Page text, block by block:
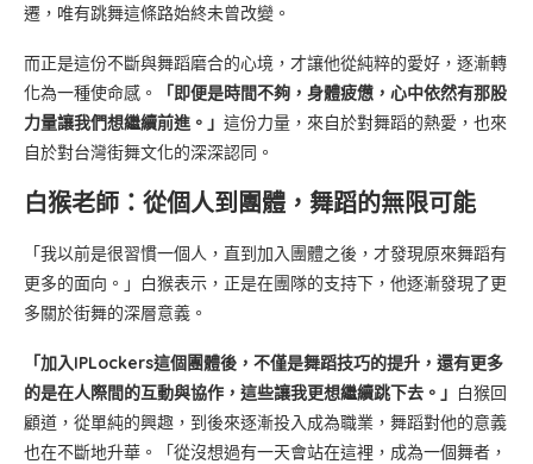
遷，唯有跳舞這條路始終未曾改變。
而正是這份不斷與舞蹈磨合的心境，才讓他從純粹的愛好，逐漸轉
化為一種使命感。
「即便是時間不夠，身體疲憊，心中依然有那股
力量讓我們想繼續前進。」 這份力量，來自於對舞蹈的熱愛，也來
自於對台灣街舞文化的深深認同。
白猴老師：從個人到團體，舞蹈的無限可能
「我以前是很習慣一個人，直到加入團體之後，才發現原來舞蹈有
更多的面向。」白猴表示，正是在團隊的支持下，他逐漸發現了更
多關於街舞的深層意義。
「加入IPLockers這個團體後，不僅是舞蹈技巧的提升，還有更多
的是在人際間的互動與協作，這些讓我更想繼續跳下去。」 白猴回
顧道，從單純的興趣，到後來逐漸投入成為職業，舞蹈對他的意義
也在不斷地升華。「從沒想過有一天會站在這裡，成為一個舞者，